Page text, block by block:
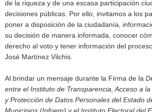
de la riqueza y de una escasa participación
decisiones públicas. Por ello, invitamos a los
poner a disposición de la ciudadanía,
su decisión de manera informada, conocer
derecho al voto y tener información del
José Martínez Vilchis.
Al brindar un mensaje durante la Firma de la
entre el Instituto de Transparencia, Acceso a
y Protección de Datos Personales del Estado